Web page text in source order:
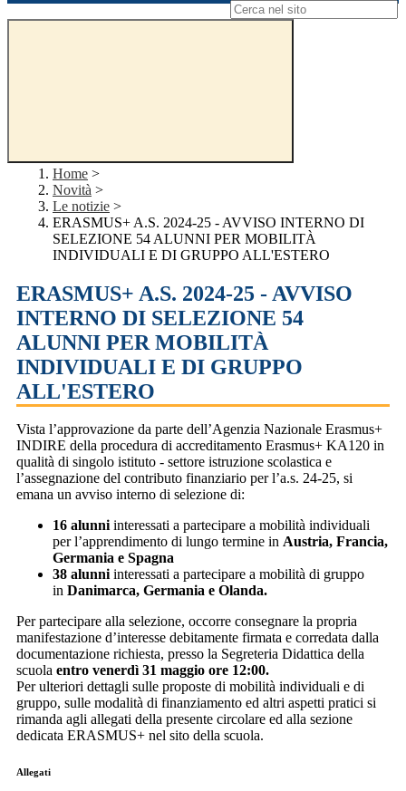
Campo di ricerca per le pagine del sito
Home >
Novità >
Le notizie >
ERASMUS+ A.S. 2024-25 - AVVISO INTERNO DI
SELEZIONE 54 ALUNNI PER MOBILITÀ
INDIVIDUALI E DI GRUPPO ALL'ESTERO
ERASMUS+ A.S. 2024-25 - AVVISO
INTERNO DI SELEZIONE 54
ALUNNI PER MOBILITÀ
INDIVIDUALI E DI GRUPPO
ALL'ESTERO
Vista l’approvazione da parte dell’Agenzia Nazionale Erasmus+
INDIRE della procedura di accreditamento Erasmus+ KA120 in
qualità di singolo istituto - settore istruzione scolastica e
l’assegnazione del contributo finanziario per l’a.s. 24-25, si
emana un avviso interno di selezione di:
16 alunni interessati a partecipare a mobilità individuali
per l’apprendimento di lungo termine in Austria, Francia,
Germania e Spagna
38 alunni interessati a partecipare a mobilità di gruppo
in Danimarca, Germania e Olanda.
Per partecipare alla selezione, occorre consegnare la propria
manifestazione d’interesse debitamente firmata e corredata dalla
documentazione richiesta, presso la Segreteria Didattica della
scuola entro venerdì 31 maggio ore 12:00.
Per ulteriori dettagli sulle proposte di mobilità individuali e di
gruppo, sulle modalità di finanziamento ed altri aspetti pratici si
rimanda agli allegati della presente circolare ed alla sezione
dedicata ERASMUS+ nel sito della scuola.
Allegati